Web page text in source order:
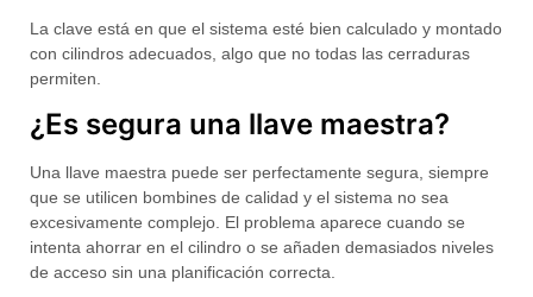
La clave está en que el sistema esté bien calculado y montado
con cilindros adecuados, algo que no todas las cerraduras
permiten.
¿Es segura una llave maestra?
Una llave maestra puede ser perfectamente segura, siempre
que se utilicen bombines de calidad y el sistema no sea
excesivamente complejo. El problema aparece cuando se
intenta ahorrar en el cilindro o se añaden demasiados niveles
de acceso sin una planificación correcta.